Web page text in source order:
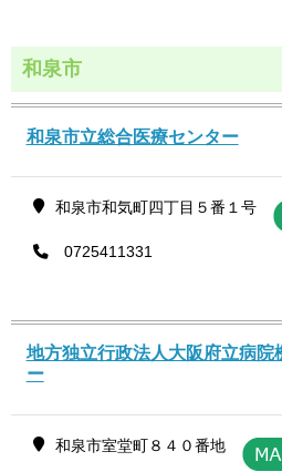
和泉市
和泉市立総合医療センター
和泉市和気町四丁目５番１号
0725411331
地方独立行政法人大阪府立病院
ー
和泉市室堂町８４０番地